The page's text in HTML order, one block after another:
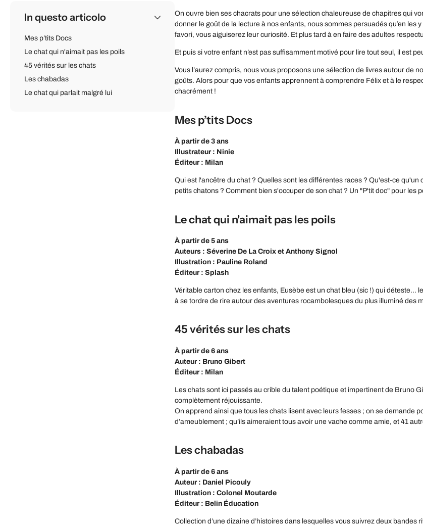
In questo articolo
Mes p’tits Docs
Le chat qui n'aimait pas les poils
45 vérités sur les chats
Les chabadas
Le chat qui parlait malgré lui
On ouvre bien ses chacrats pour une sélection chaleureuse de chapitres qui
donner le goût de la lecture à nos enfants, nous sommes persuadés qu’en les
favori, vous aiguiserez leur curiosité. Et plus tard à en faire des adultes
Et puis si votre enfant n’est pas suffisamment motivé pour lire tout seul, il est
Vous l’aurez compris, nous vous proposons une sélection de livres autour de
goûts. Alors pour que vos enfants apprennent à comprendre Félix et à le
chacrément !
Mes p’tits Docs
À partir de 3 ans
Illustrateur : Ninie
Éditeur : Milan
Qui est l'ancêtre du chat ? Quelles sont les différentes races ? Qu'est-ce
petits chatons ? Comment bien s'occuper de son chat ? Un "P'tit doc" pour les
Le chat qui n'aimait pas les poils
À partir de 5 ans
Auteurs : Séverine De La Croix et Anthony Signol
Illustration : Pauline Roland
Éditeur : Splash
Véritable carton chez les enfants, Eusèbe est un chat bleu (sic !) qui déteste…
à se tordre de rire autour des aventures rocambolesques du plus illuminé des
45 vérités sur les chats
À partir de 6 ans
Auteur : Bruno Gibert
Éditeur : Milan
Les chats sont ici passés au crible du talent poétique et impertinent de Bruno
complètement réjouissante.
On apprend ainsi que tous les chats lisent avec leurs fesses ; on se demande
d’ameublement ; qu’ils aimeraient tous avoir une vache comme amie, et 41
Les chabadas
À partir de 6 ans
Auteur : Daniel Picouly
Illustration : Colonel Moutarde
Éditeur : Belin Éducation
Collection d’une dizaine d’histoires dans lesquelles vous suivrez deux